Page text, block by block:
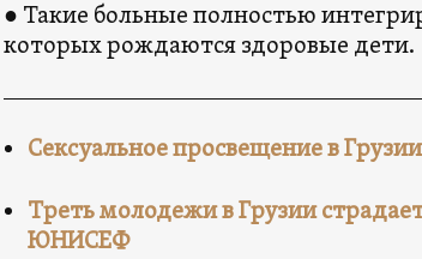
● Такие больные полностью
которых рождаются здоровые дети.
Сексуальное просвещение в
Треть молодежи в Грузии
ЮНИСЕФ